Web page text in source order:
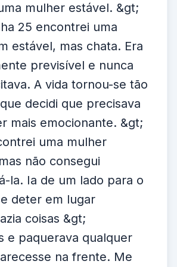
mulher estável. &gt;
25 encontrei uma
estável, mas chata. Era
previsível e nunca
A vida tornou-se tão
decidi que precisava
mais emocionante. &gt;
uma mulher
não consegui
la. Ia de um lado para o
deter em lugar
coisas &gt;
e paquerava qualquer
na frente. Me